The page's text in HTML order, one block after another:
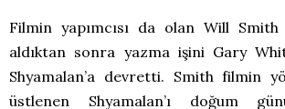
Filmin yapımcısı da olan Will Smith
aldıktan sonra yazma işini Gary
Shyamalan’a devretti. Smith filmin
üstlenen Shyamalan’ı doğum